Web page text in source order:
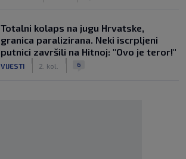
Totalni kolaps na jugu Hrvatske,
granica paralizirana. Neki iscrpljeni
putnici završili na Hitnoj: "Ovo je teror!"
VIJESTI 2. kol. 6